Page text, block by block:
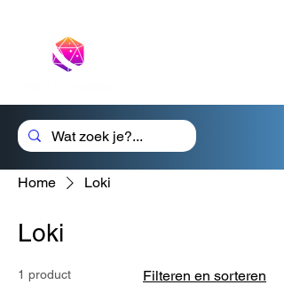
Home Loki
Loki
1 product Filteren en sorteren